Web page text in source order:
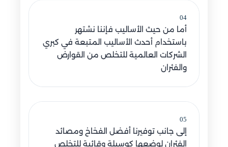
04
أما من حيث الأساليب فإننا نشتهر
باستخدام أحدث الأساليب المتبعة في كبري
الشركات العالمية للتخلص من القوارض
والفئران
05
إلى جانب توفيرنا أفضل الفخاخ ومصائد
الفئران لوضعها كوسيلة وقائية للتخلص